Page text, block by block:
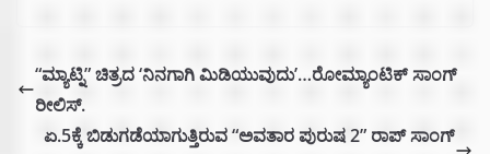
“ಮ್ಯಾಟ್ನಿ” ಚಿತ್ರದ ‘ನಿನಗಾಗಿ ಮಿಡಿಯುವುದು’…ರೋಮ್ಯಾಂಟಿಕ್ ಸಾಂಗ್
ರೀಲಿಸ್.
ಏ.5ಕ್ಕೆ ಬಿಡುಗಡೆಯಾಗುತ್ತಿರುವ “ಅವತಾರ ಪುರುಷ 2” ರಾಪ್ ಸಾಂಗ್